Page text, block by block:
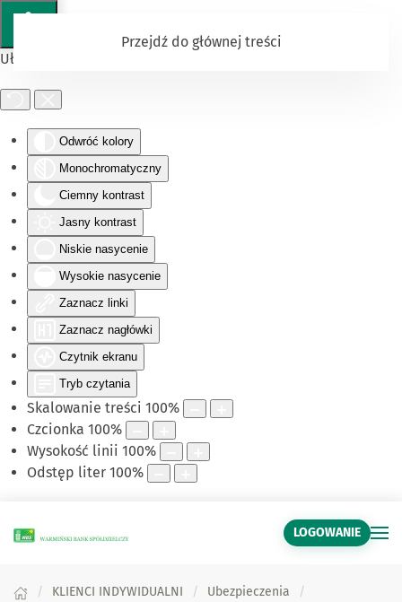
Ułatwienia dostępu
Odwróć kolory
Monochromatyczny
Ciemny kontrast
Jasny kontrast
Niskie nasycenie
Wysokie nasycenie
Zaznacz linki
Zaznacz nagłówki
Czytnik ekranu
Tryb czytania
Skalowanie treści 100%
Czcionka 100%
Wysokość linii 100%
Odstęp liter 100%
Przejdź do głównej treści
LOGOWANIE
KLIENCI INDYWIDUALNI
Ubezpieczenia